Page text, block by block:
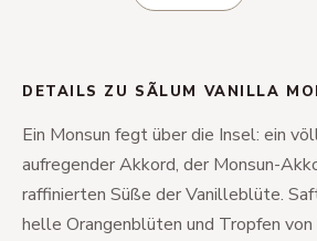
DETAILS ZU SÃLUM VANILLA
Ein Monsun fegt über die Insel: ein
aufregender Akkord, der Monsun-
raffinierten Süße der Vanilleblüte.
helle Orangenblüten und Tropfen